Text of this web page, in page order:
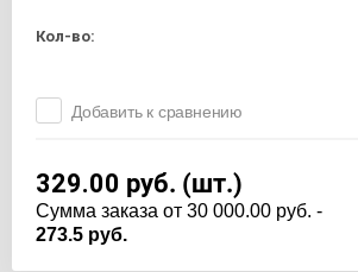
Кол-во:
Добавить к сравнению
329.00 руб. (шт.)
Cумма заказа от 30 000.00 руб. -
273.5 руб.